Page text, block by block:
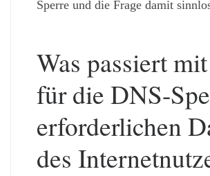
Sperre und die Frage damit
Was passiert
für die DNS-
erforderlichen
des